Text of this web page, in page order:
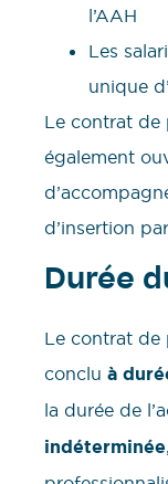
l’AAH
Les
unique
Le contrat de
également
d’insertion
Durée
Le contrat de
conclu à
la durée de
indéterminée